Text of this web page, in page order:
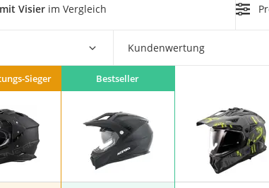
Visier im Vergleich
Kundenwertung
Sieger Bestseller